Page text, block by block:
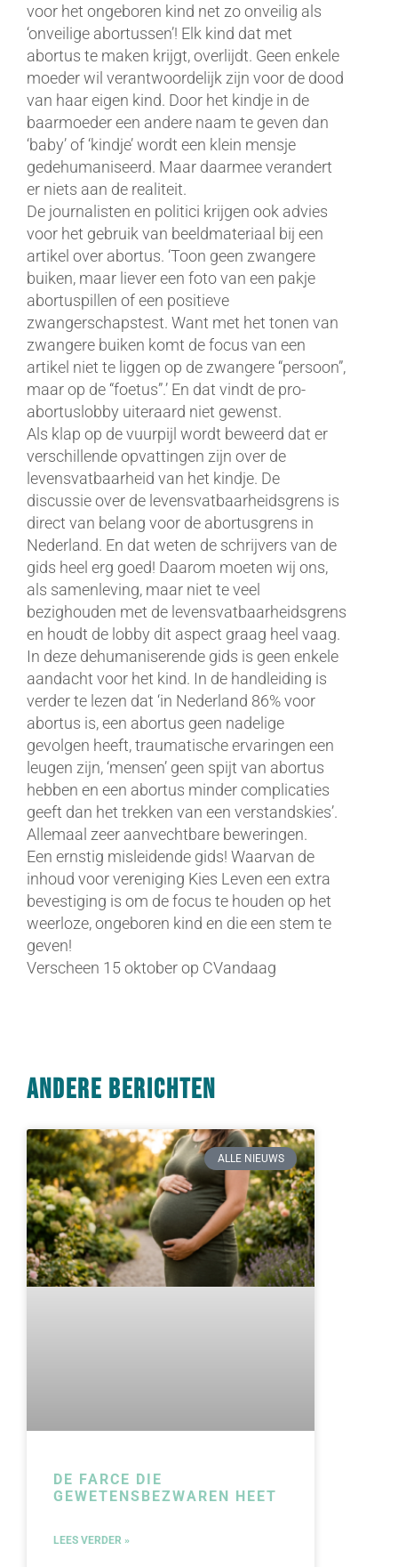
voor het ongeboren kind net zo onveilig als
‘onveilige abortussen’! Elk kind dat met
abortus te maken krijgt, overlijdt. Geen enkele
moeder wil verantwoordelijk zijn voor de dood
van haar eigen kind. Door het kindje in de
baarmoeder een andere naam te geven dan
‘baby’ of ‘kindje’ wordt een klein mensje
gedehumaniseerd. Maar daarmee verandert
er niets aan de realiteit.
De journalisten en politici krijgen ook advies
voor het gebruik van beeldmateriaal bij een
artikel over abortus. ‘Toon geen zwangere
buiken, maar liever een foto van een pakje
abortuspillen of een positieve
zwangerschapstest. Want met het tonen van
zwangere buiken komt de focus van een
artikel niet te liggen op de zwangere “persoon”,
maar op de “foetus”.’ En dat vindt de pro-
abortuslobby uiteraard niet gewenst.
Als klap op de vuurpijl wordt beweerd dat er
verschillende opvattingen zijn over de
levensvatbaarheid van het kindje. De
discussie over de levensvatbaarheidsgrens is
direct van belang voor de abortusgrens in
Nederland. En dat weten de schrijvers van de
gids heel erg goed! Daarom moeten wij ons,
als samenleving, maar niet te veel
bezighouden met de levensvatbaarheidsgrens
en houdt de lobby dit aspect graag heel vaag.
In deze dehumaniserende gids is geen enkele
aandacht voor het kind. In de handleiding is
verder te lezen dat ‘in Nederland 86% voor
abortus is, een abortus geen nadelige
gevolgen heeft, traumatische ervaringen een
leugen zijn, ‘mensen’ geen spijt van abortus
hebben en een abortus minder complicaties
geeft dan het trekken van een verstandskies’.
Allemaal zeer aanvechtbare beweringen.
Een ernstig misleidende gids! Waarvan de
inhoud voor vereniging Kies Leven een extra
bevestiging is om de focus te houden op het
weerloze, ongeboren kind en die een stem te
geven!
Verscheen 15 oktober op CVandaag
Andere berichten
ALLE NIEUWS
DE FARCE DIE
GEWETENSBEZWAREN HEET
LEES VERDER »